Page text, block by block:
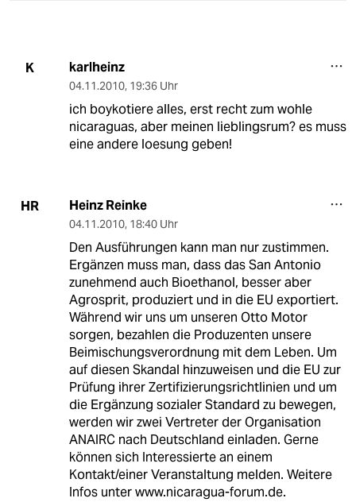
K karlheinz
04.11.2010, 19:36 Uhr
ich boykotiere alles, erst recht zum wohle
nicaraguas, aber meinen lieblingsrum? es muss
eine andere loesung geben!
HR Heinz Reinke
04.11.2010, 18:40 Uhr
Den Ausführungen kann man nur zustimmen.
Ergänzen muss man, dass das San Antonio
zunehmend auch Bioethanol, besser aber
Agrosprit, produziert und in die EU exportiert.
Während wir uns um unseren Otto Motor
sorgen, bezahlen die Produzenten unsere
Beimischungsverordnung mit dem Leben. Um
auf diesen Skandal hinzuweisen und die EU zur
Prüfung ihrer Zertifizierungsrichtlinien und um
die Ergänzung sozialer Standard zu bewegen,
werden wir zwei Vertreter der Organisation
ANAIRC nach Deutschland einladen. Gerne
können sich Interessierte an einem
Kontakt/einer Veranstaltung melden. Weitere
Infos unter www.nicaragua-forum.de.